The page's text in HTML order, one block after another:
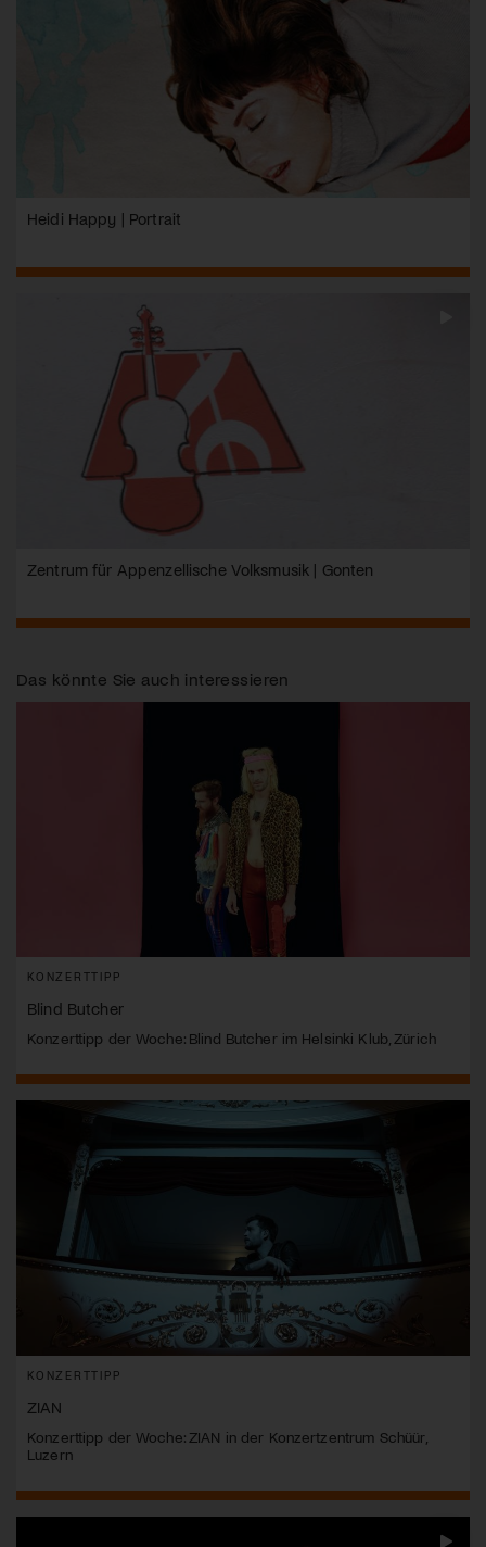
Heidi Happy | Portrait
Zentrum für Appenzellische Volksmusik | Gonten
Das könnte Sie auch interessieren
KONZERTTIPP
Blind Butcher
Konzerttipp der Woche: Blind Butcher im Helsinki Klub, Zürich
KONZERTTIPP
ZIAN
Konzerttipp der Woche: ZIAN in der Konzertzentrum Schüür,
Luzern